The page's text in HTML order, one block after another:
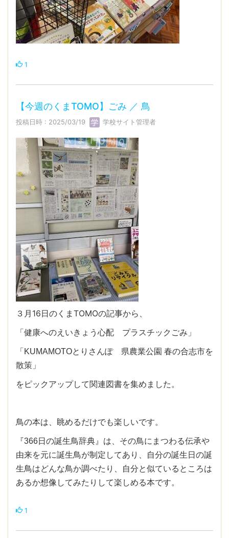
1
【今週のくまTOMO】ごみ ／ 鳥
投稿日時 : 2025/03/19 学校サイト管理者
３月16日のくまTOMOの記事から、
「健康へのえいきょう心配 プラスチックごみ」
「KUMAMOTOとりさんぽ 県農業公園 春の合志市を
散策」
をピックアップして関連図書を集めました。
鳥の本は、眺めるだけでも楽しいです。
『366日の誕生鳥辞典』は、その鳥にまつわる伝承や
由来を元に誕生鳥が制定してあり、自分の誕生日の誕
生鳥はどんな鳥か調べたり、自分と似ているところは
あるか想像してみたりして楽しめる本です。
1